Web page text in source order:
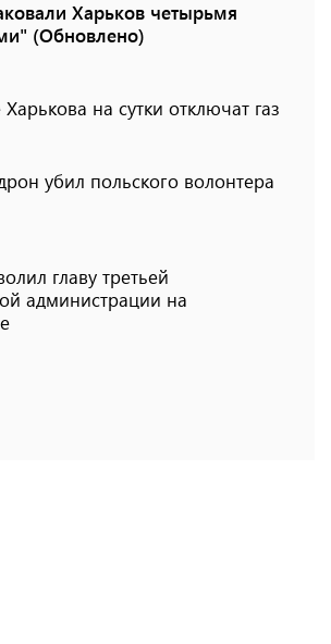
Харьков четырьмя
(Обновлено)
на сутки отключат газ
убил польского волонтера
главу третьей
администрации на